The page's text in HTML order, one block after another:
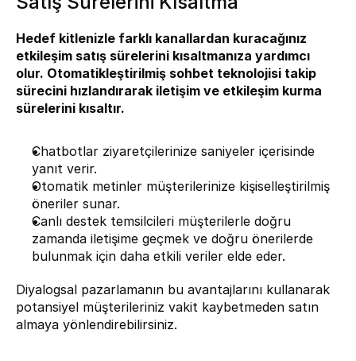
Hedef kitlenizle farklı kanallardan kuracağınız
etkileşim satış sürelerini kısaltmanıza yardımcı
olur. Otomatikleştirilmiş sohbet teknolojisi takip
sürecini hızlandırarak iletişim ve etkileşim kurma
sürelerini kısaltır.
Chatbotlar ziyaretçilerinize saniyeler içerisinde
yanıt verir.
Otomatik metinler müşterilerinize kişiselleştirilmiş
öneriler sunar.
Canlı destek temsilcileri müşterilerle doğru
zamanda iletişime geçmek ve doğru önerilerde
bulunmak için daha etkili veriler elde eder.
Diyalogsal pazarlamanın bu avantajlarını kullanarak
potansiyel müşterileriniz vakit kaybetmeden satın
almaya yönlendirebilirsiniz.